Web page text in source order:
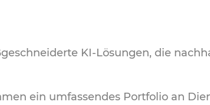
KI-Lösungen, die
ein umfassendes Portfolio an